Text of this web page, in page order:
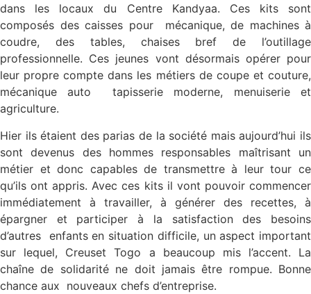
dans les locaux du Centre Kandyaa. Ces kits sont
composés des caisses pour mécanique, de machines à
coudre, des tables, chaises bref de l’outillage
professionnelle. Ces jeunes vont désormais opérer pour
leur propre compte dans les métiers de coupe et couture,
mécanique auto tapisserie moderne, menuiserie et
agriculture.
Hier ils étaient des parias de la société mais aujourd’hui ils
sont devenus des hommes responsables maîtrisant un
métier et donc capables de transmettre à leur tour ce
qu’ils ont appris. Avec ces kits il vont pouvoir commencer
immédiatement à travailler, à générer des recettes, à
épargner et participer à la satisfaction des besoins
d’autres enfants en situation difficile, un aspect important
sur lequel, Creuset Togo a beaucoup mis l’accent. La
chaîne de solidarité ne doit jamais être rompue. Bonne
chance aux nouveaux chefs d’entreprise.